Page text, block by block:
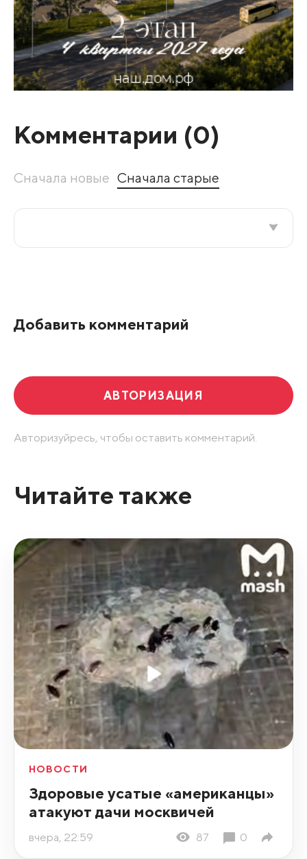
Комментарии (0)
Сначала новые Сначала старые
Добавить комментарий
АВТОРИЗАЦИЯ
Авторизуйресь, чтобы оставить комментарий.
Читайте также
НОВОСТИ
Здоровые усатые «американцы»
атакуют дачи москвичей
вчера, 22:59 87 0